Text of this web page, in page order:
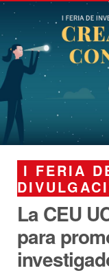
I FERIA
La CEU
para